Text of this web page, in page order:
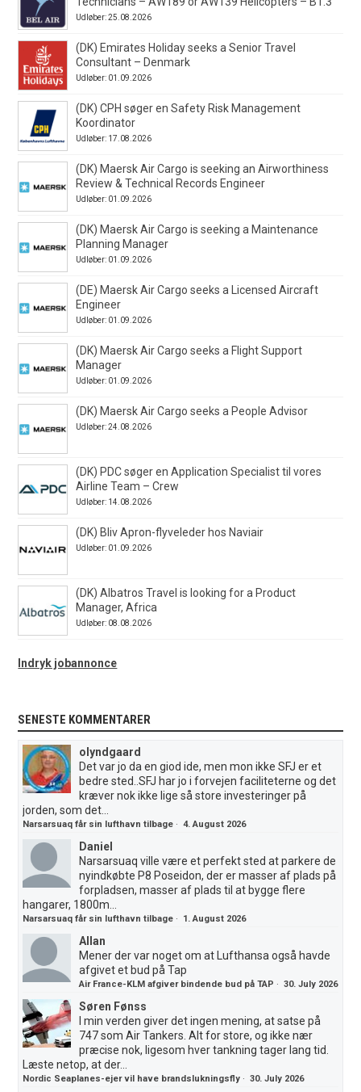
Udløber: 25.08.2026
(DK) Emirates Holiday seeks a Senior Travel
Consultant – Denmark
Udløber: 01.09.2026
(DK) CPH søger en Safety Risk Management
Koordinator
Udløber: 17.08.2026
(DK) Maersk Air Cargo is seeking an Airworthiness
Review & Technical Records Engineer
Udløber: 01.09.2026
(DK) Maersk Air Cargo is seeking a Maintenance
Planning Manager
Udløber: 01.09.2026
(DE) Maersk Air Cargo seeks a Licensed Aircraft
Engineer
Udløber: 01.09.2026
(DK) Maersk Air Cargo seeks a Flight Support
Manager
Udløber: 01.09.2026
(DK) Maersk Air Cargo seeks a People Advisor
Udløber: 24.08.2026
(DK) PDC søger en Application Specialist til vores
Airline Team – Crew
Udløber: 14.08.2026
(DK) Bliv Apron-flyveleder hos Naviair
Udløber: 01.09.2026
(DK) Albatros Travel is looking for a Product
Manager, Africa
Udløber: 08.08.2026
Indryk jobannonce
SENESTE KOMMENTARER
olyndgaard
Det var jo da en giod ide, men mon ikke SFJ er et
bedre sted..SFJ har jo i forvejen faciliteterne og det
kræver nok ikke lige så store investeringer på
jorden, som det...
Narsarsuaq får sin lufthavn tilbage ·4. August 2026
Daniel
Narsarsuaq ville være et perfekt sted at parkere de
nyindkøbte P8 Poseidon, der er masser af plads på
forpladsen, masser af plads til at bygge flere
hangarer, 1800m...
Narsarsuaq får sin lufthavn tilbage · 1. August 2026
Allan
Mener der var noget om at Lufthansa også havde
afgivet et bud på Tap
Air France-KLM afgiver bindende bud på TAP ·30. July 2026
Søren Fønss
I min verden giver det ingen mening, at satse på
747 som Air Tankers. Alt for store, og ikke nær
præcise nok, ligesom hver tankning tager lang tid.
Læste netop, at der...
Nordic Seaplanes-ejer vil have brandslukningsfly ·30. July 2026